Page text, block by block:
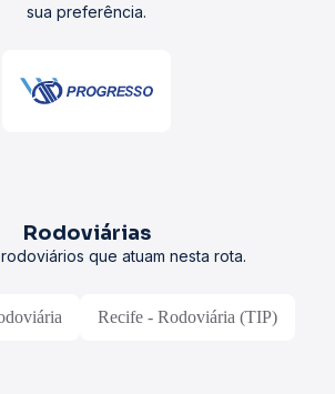
sua preferência.
Rodoviárias
que atuam nesta rota.
Recife - Rodoviária (TIP)